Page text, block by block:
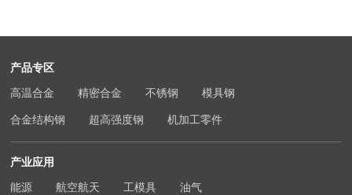
产品专区
高温合金 精密合金 不锈钢 模具钢
合金结构钢 超高强度钢 机加工零件
产业应用
能源 航空航天 工模具 油气